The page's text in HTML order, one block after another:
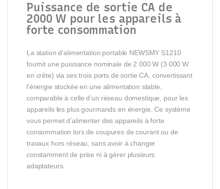
Puissance de sortie CA de
2000 W pour les appareils à
forte consommation
La station d’alimentation portable NEWSMY S1210
fournit une puissance nominale de 2 000 W (3 000 W
en crête) via ses trois ports de sortie CA, convertissant
l’énergie stockée en une alimentation stable,
comparable à celle d’un réseau domestique, pour les
appareils les plus gourmands en énergie. Ce système
vous permet d’alimenter des appareils à forte
consommation lors de coupures de courant ou de
travaux hors réseau, sans avoir à changer
constamment de prise ni à gérer plusieurs
adaptateurs.